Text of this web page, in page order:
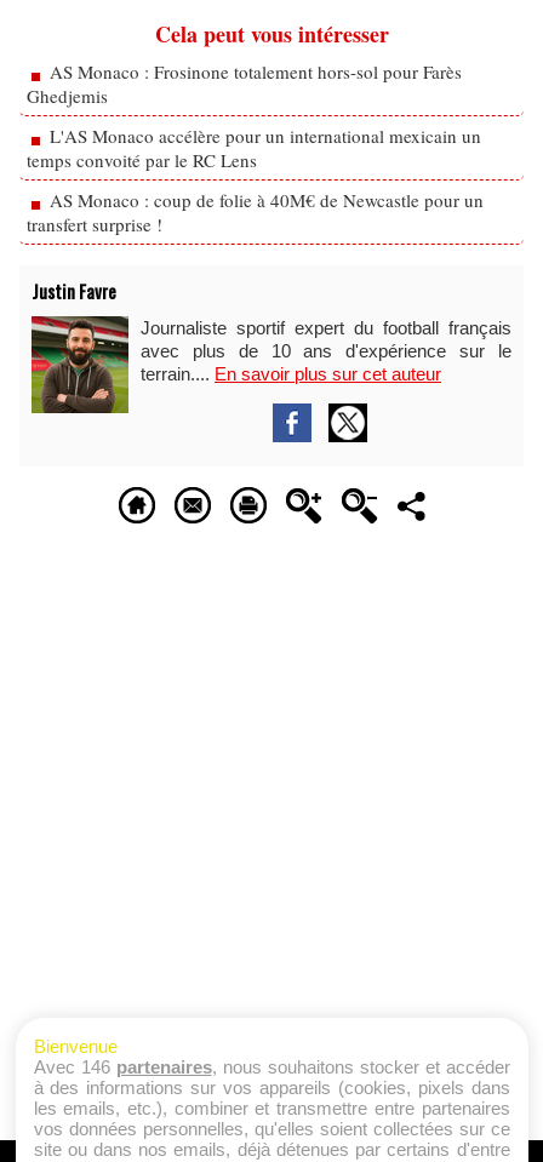
Cela peut vous intéresser
AS Monaco : Frosinone totalement hors-sol pour Farès
Ghedjemis
L'AS Monaco accélère pour un international mexicain un
temps convoité par le RC Lens
AS Monaco : coup de folie à 40M€ de Newcastle pour un
transfert surprise !
Justin Favre
Journaliste sportif expert du football français
avec plus de 10 ans d'expérience sur le
terrain.... En savoir plus sur cet auteur
Bienvenue
Avec 146 partenaires, nous souhaitons stocker et accéder
à des informations sur vos appareils (cookies, pixels dans
les emails, etc.), combiner et transmettre entre partenaires
vos données personnelles, qu'elles soient collectées sur ce
site ou dans nos emails, déjà détenues par certains d'entre